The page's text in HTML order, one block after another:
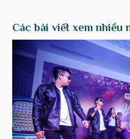
Các bài viết xem nhiều